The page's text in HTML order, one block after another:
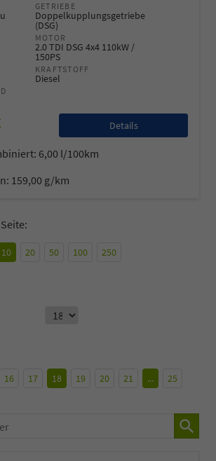
GETRIEBE
Doppelkupplungsgetriebe
(DSG)
MOTOR
2.0 TDI DSG 4x4 110kW /
150PS
KRAFTSTOFF
Diesel
Details
6,00 l/100km
159,00 g/km
10 20 50 100 250
16 17 18 19 20 21 ... 25